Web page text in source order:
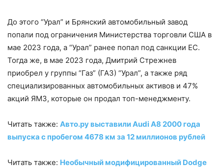
До этого “Урал” и Брянский автомобильный завод
попали под ограничения Министерства торговли США в
мае 2023 года, а “Урал” ранее попал под санкции ЕС.
Тогда же, в мае 2023 года, Дмитрий Стрежнев
приобрел у группы “Газ” (ГАЗ) “Урал”, а также ряд
специализированных автомобильных активов и 47%
акций ЯМЗ, которые он продал топ-менеджменту.
Читать также: Авто.ру выставили Audi A8 2000 года
выпуска с пробегом 4678 км за 12 миллионов рублей
Читать также: Необычный модифицированный Dodge